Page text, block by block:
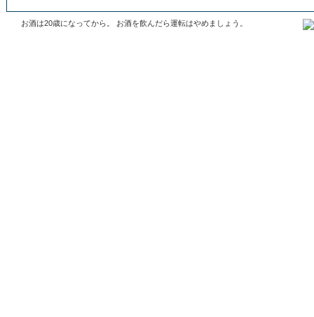
お酒は20歳になってから。 お酒を飲んだら運転はやめましょう。